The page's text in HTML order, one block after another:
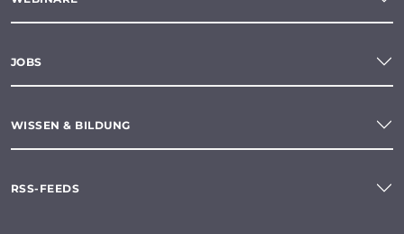
JOBS
WISSEN & BILDUNG
RSS-FEEDS